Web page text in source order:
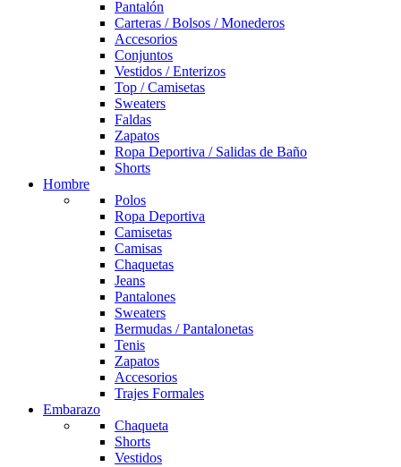
Pantalón
Carteras / Bolsos / Monederos
Accesorios
Conjuntos
Vestidos / Enterizos
Top / Camisetas
Sweaters
Faldas
Zapatos
Ropa Deportiva / Salidas de Baño
Shorts
Hombre
Polos
Ropa Deportiva
Camisetas
Camisas
Chaquetas
Jeans
Pantalones
Sweaters
Bermudas / Pantalonetas
Tenis
Zapatos
Accesorios
Trajes Formales
Embarazo
Chaqueta
Shorts
Vestidos